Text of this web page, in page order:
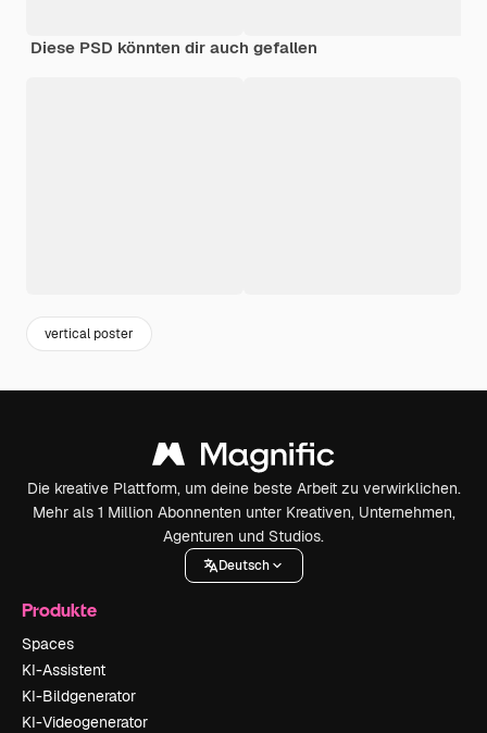
Diese PSD könnten dir auch gefallen
vertical poster
Die kreative Plattform, um deine beste Arbeit zu verwirklichen.
Mehr als 1 Million Abonnenten unter Kreativen, Unternehmen,
Agenturen und Studios.
Deutsch
Produkte
Spaces
KI-Assistent
KI-Bildgenerator
KI-Videogenerator